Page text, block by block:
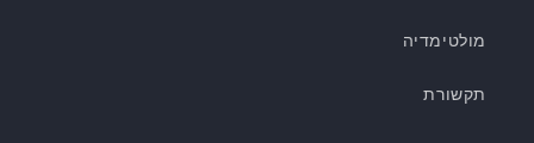
מולטימדיה
תקשורת